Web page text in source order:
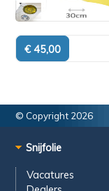
© Copyright 2026
Snijfolie
Vacatures